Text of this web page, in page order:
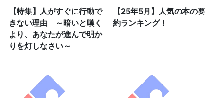
【特集】人がすぐに行動で
きない理由 ～暗いと嘆く
より、あなたが進んで明か
りを灯しなさい～
【25年5月】人気の本の要
約ランキング！